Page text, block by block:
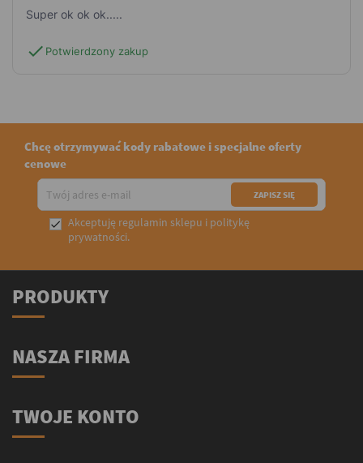
Super ok ok ok.....
check Potwierdzony zakup
Chcę otrzymywać kody rabatowe i specjalne oferty
cenowe
 Akceptuję regulamin sklepu i politykę
prywatności.
PRODUKTY
NASZA FIRMA
TWOJE KONTO